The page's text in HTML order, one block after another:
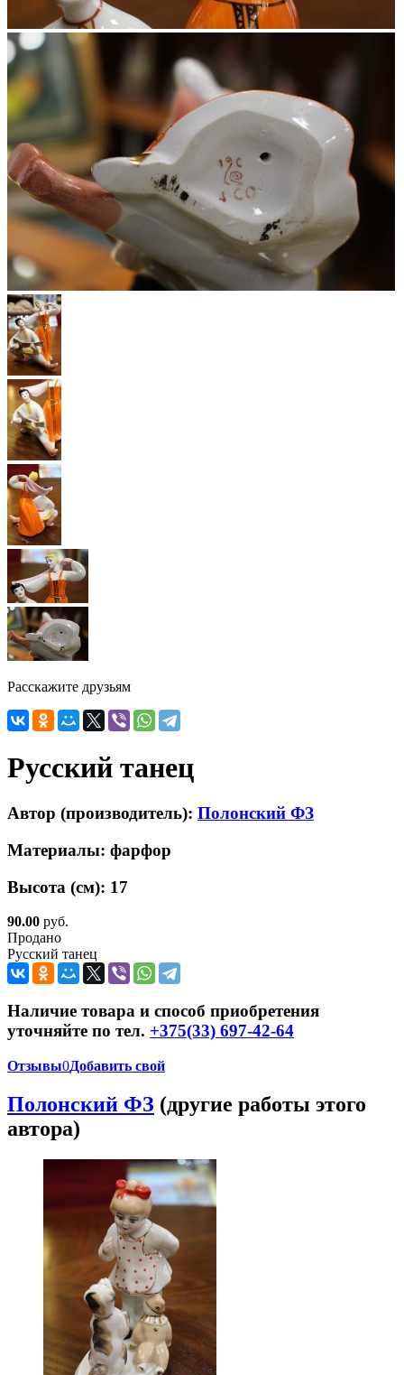
Расскажите друзьям
Русский танец
Автор (производитель): Полонский ФЗ
Материалы: фарфор
Высота (см): 17
90.00 руб.
Продано
Русский танец
Наличие товара и способ приобретения
уточняйте по тел. +375(33) 697-42-64
Отзывы0Добавить свой
Полонский ФЗ (другие работы этого
автора)